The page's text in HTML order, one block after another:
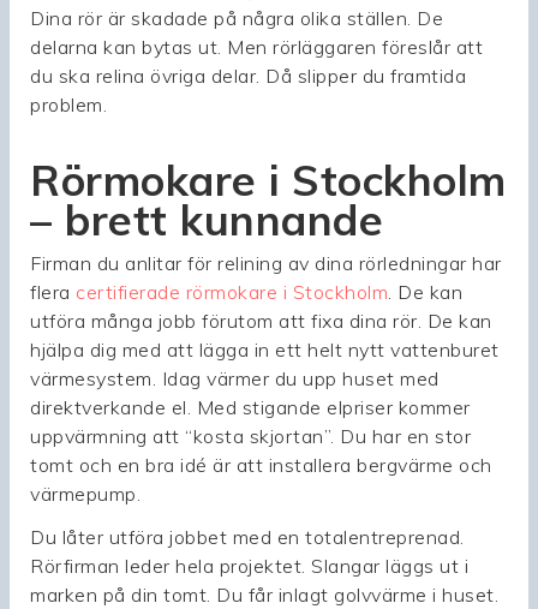
Dina rör är skadade på några olika ställen. De
delarna kan bytas ut. Men rörläggaren föreslår att
du ska relina övriga delar. Då slipper du framtida
problem.
Rörmokare i Stockholm
– brett kunnande
Firman du anlitar för relining av dina rörledningar har
flera certifierade rörmokare i Stockholm . De kan
utföra många jobb förutom att fixa dina rör. De kan
hjälpa dig med att lägga in ett helt nytt vattenburet
värmesystem. Idag värmer du upp huset med
direktverkande el. Med stigande elpriser kommer
uppvärmning att “kosta skjortan”. Du har en stor
tomt och en bra idé är att installera bergvärme och
värmepump.
Du låter utföra jobbet med en totalentreprenad.
Rörfirman leder hela projektet. Slangar läggs ut i
marken på din tomt. Du får inlagt golvvärme i huset.